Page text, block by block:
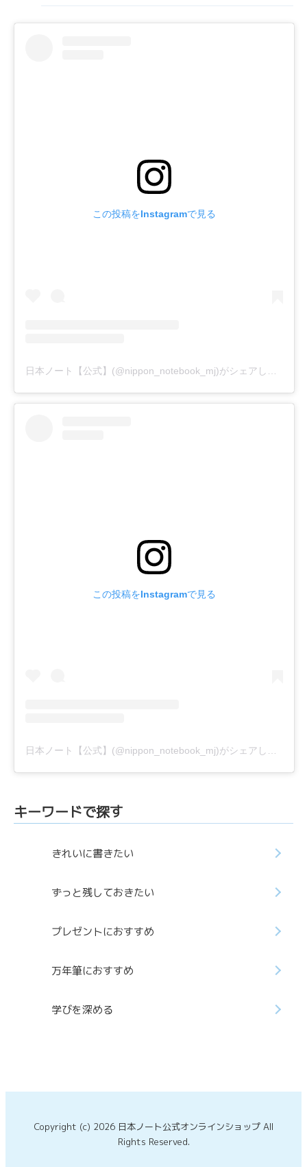
この投稿をInstagramで見る
この投稿をInstagramで見る
キーワードで探す
きれいに書きたい
ずっと残しておきたい
プレゼントにおすすめ
万年筆におすすめ
学びを深める
Copyright (c) 2026 日本ノート公式オンラインショップ All
Rights Reserved.